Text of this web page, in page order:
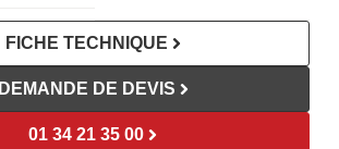
FICHE TECHNIQUE
DEMANDE DE DEVIS
01 34 21 35 00